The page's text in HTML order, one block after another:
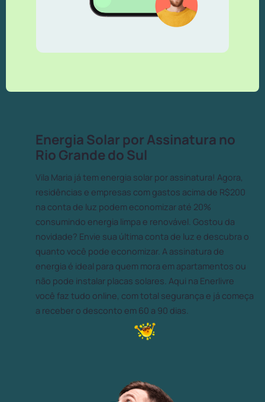
Energia Solar por Assinatura no
Rio Grande do Sul
Vila Maria já tem energia solar por assinatura! Agora,
residências e empresas com gastos acima de R$200
na conta de luz podem economizar até 20%
consumindo energia limpa e renovável. Gostou da
novidade? Envie sua última conta de luz e descubra o
quanto você pode economizar. A assinatura de
energia é ideal para quem mora em apartamentos ou
não pode instalar placas solares. Aqui na Enerlivre
você faz tudo online, com total segurança e já começa
a receber o desconto em 60 a 90 dias.